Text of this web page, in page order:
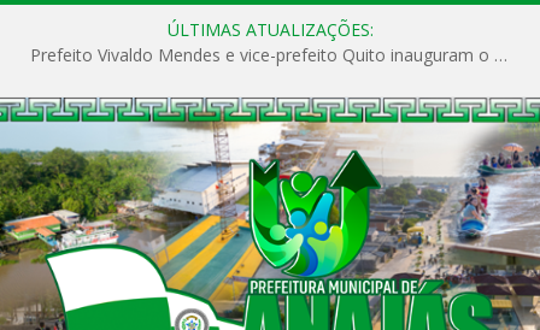
ÚLTIMAS ATUALIZAÇÕES:
Prefeito Vivaldo Mendes e vice-prefeito Quito inauguram o CAPS e fortalecem a saúde pública em Anajás.